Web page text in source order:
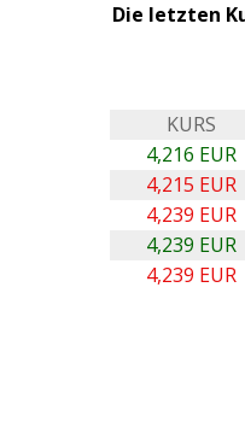
Die letzten
KURS
4,216 EUR
4,215 EUR
4,239 EUR
4,239 EUR
4,239 EUR